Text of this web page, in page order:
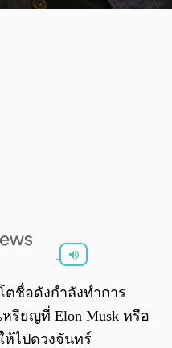
0:00
ตชื่อดังกำลังทำการ
หรียญที่ Elon Musk หรือ
ห้ไปดวงจันทร์